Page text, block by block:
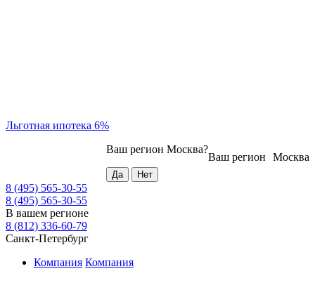
Льготная ипотека 6%
Москва
Ваш регион
Ваш регион Москва?
8 (495) 565-30-55
8 (495) 565-30-55
В вашем регионе
8 (812) 336-60-79
Санкт-Петербург
Компания Компания